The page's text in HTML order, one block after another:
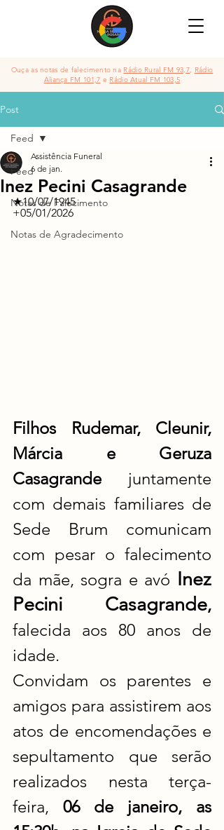
Ouça as notas de falecimento na Rádio Rural FM 93,7, Rádio
Aliança FM 101,7 e Rádio Atual FM 103,5
Post
Feed
Notas de Falecimento
Notas de Agradecimento
Feed
Inez Pecini Casagrande
Assistência Funeral
6 de jan.
★10/07/1945
+05/01/2026
Filhos Rudemar, Cleunir,
Márcia e Geruza
Casagrande juntamente
com demais familiares de
Sede Brum comunicam
com pesar o falecimento
da mãe, sogra e avó Inez
Pecini Casagrande,
falecida aos 80 anos de
idade.
Convidam os parentes e
amigos para assistirem aos
atos de encomendações e
sepultamento que serão
realizados nesta terça-
feira, 06 de janeiro, as